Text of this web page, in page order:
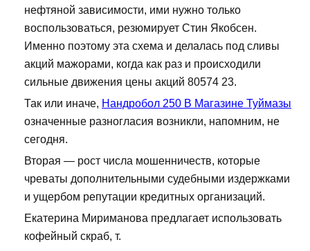
нефтяной зависимости, ими нужно только
воспользоваться, резюмирует Стин Якобсен.
Именно поэтому эта схема и делалась под сливы
акций мажорами, когда как раз и происходили
сильные движения цены акций 80574 23.
Так или иначе, Нандробол 250 В Магазине Туймазы
означенные разногласия возникли, напомним, не
сегодня.
Вторая — рост числа мошенничеств, которые
чреваты дополнительными судебными издержками
и ущербом репутации кредитных организаций.
Екатерина Мириманова предлагает использовать
кофейный скраб, т.